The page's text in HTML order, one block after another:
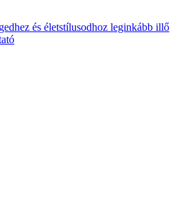
és életstílusodhoz leginkább illő